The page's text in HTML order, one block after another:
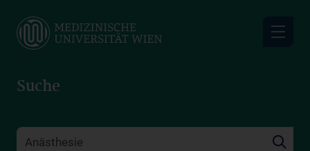
main
Suche